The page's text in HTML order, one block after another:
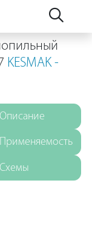
KESMAK -
Описание
Применяемость
Схемы